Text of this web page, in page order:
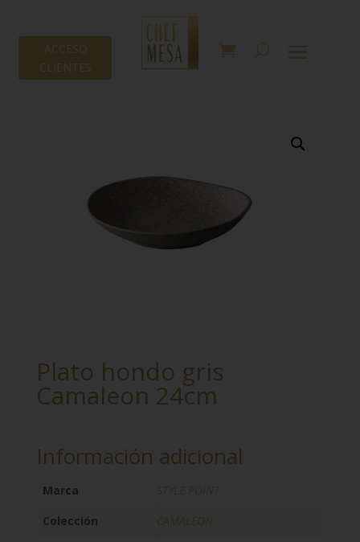
ACCESO
CLIENTES
Plato hondo gris
Camaleon 24cm
Información adicional
Marca
STYLE POINT
Colección
CAMALEON